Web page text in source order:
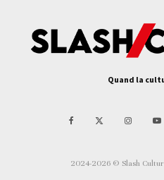
Quand la
2024-2026 © Slash